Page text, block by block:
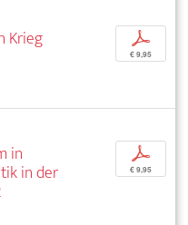
Krieg
p
€ 9,95
in
in der
p
€ 9,95